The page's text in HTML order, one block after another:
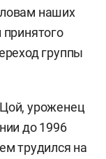
наших
группы
уроженец
до 1996
трудился на